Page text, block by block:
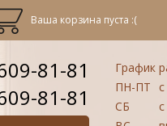
Ваша корзина пуста :(
81-81
81-81
График
ПН-ПТ
СБ